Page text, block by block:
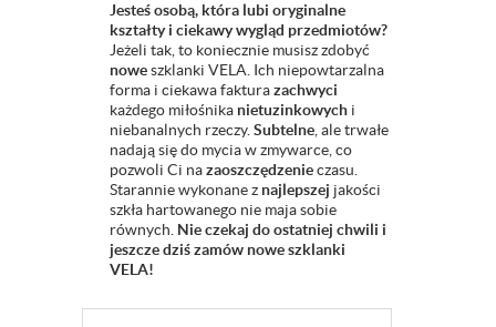
Jesteś osobą, która lubi oryginalne
kształty i ciekawywygląd przedmiotów?
Jeżeli tak, to koniecznie musisz zdobyć
noweszklanki VELA. Ich niepowtarzalna
forma i ciekawa fakturazachwyci
każdego miłośnika nietuzinkowych i
niebanalnych rzeczy.Subtelne, ale trwałe
nadają się do mycia w zmywarce, co
pozwoli Ci nazaoszczędzenieczasu.
Starannie wykonane z najlepszej jakości
szkła hartowanego nie maja sobie
równych. Nie czekaj do ostatniej chwili i
jeszcze dziś zamów nowe szklanki
VELA!